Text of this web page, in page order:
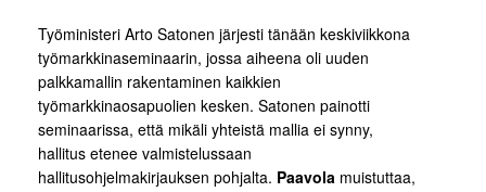
Työministeri Arto Satonen järjesti tänään keskiviikkona
työmarkkinaseminaarin, jossa aiheena oli uuden
palkkamallin rakentaminen kaikkien
työmarkkinaosapuolien kesken. Satonen painotti
seminaarissa, että mikäli yhteistä mallia ei synny,
hallitus etenee valmistelussaan
hallitusohjelmakirjauksen pohjalta. Paavola muistuttaa,